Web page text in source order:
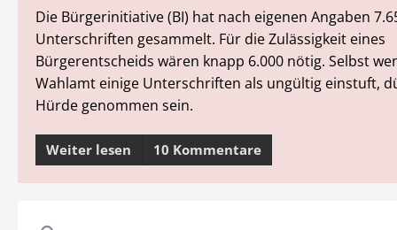
Die Bürgerinitiative (BI) hat nach eigenen Angaben
Unterschriften gesammelt. Für die Zulässigkeit eines
Bürgerentscheids wären knapp 6.000 nötig. Selbst
Wahlamt einige Unterschriften als ungültig einstuft,
Hürde genommen sein.
Weiter lesen 10 Kommentare